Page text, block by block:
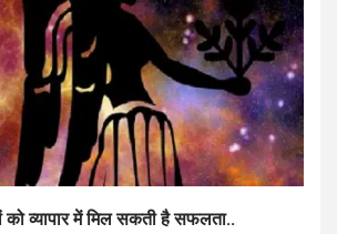
को व्यापार में मिल सकती है सफलता..